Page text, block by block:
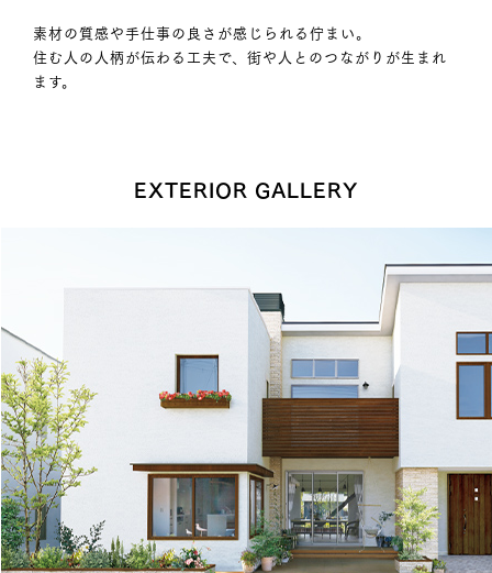
素材の質感や手仕事の良さが感じられる佇まい。
住む人の人柄が伝わる工夫で、街や人とのつながりが生まれ
ます。
EXTERIOR GALLERY